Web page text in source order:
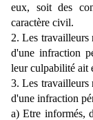
eux, soit des
caractère civil.
2. Les travailleurs
d'une infraction
leur culpabilité ait
3. Les travailleurs
d'une infraction
a) Etre informés,